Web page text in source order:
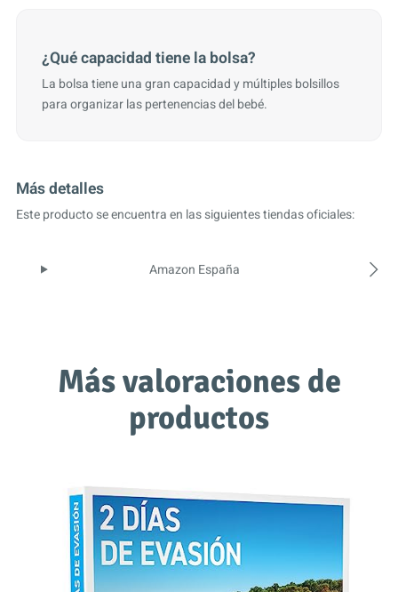
¿Qué capacidad tiene la bolsa?
La bolsa tiene una gran capacidad y múltiples bolsillos
para organizar las pertenencias del bebé.
Más detalles
Este producto se encuentra en las siguientes tiendas oficiales:
Amazon España
Más valoraciones de
productos